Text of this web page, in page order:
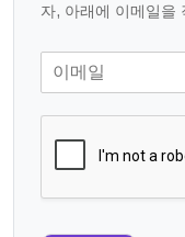
자, 아래에 이메일을